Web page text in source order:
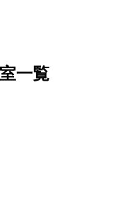
一覧